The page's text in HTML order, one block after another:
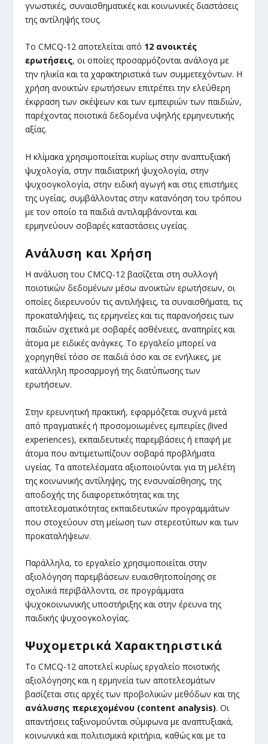
γνωστικές, συναισθηματικές και κοινωνικές διαστάσεις
της αντίληψής τους.
Το CMCQ-12 αποτελείται από 12 ανοικτές
ερωτήσεις, οι οποίες προσαρμόζονται ανάλογα με
την ηλικία και τα χαρακτηριστικά των συμμετεχόντων. Η
χρήση ανοικτών ερωτήσεων επιτρέπει την ελεύθερη
έκφραση των σκέψεων και των εμπειριών των παιδιών,
παρέχοντας ποιοτικά δεδομένα υψηλής ερμηνευτικής
αξίας.
Η κλίμακα χρησιμοποιείται κυρίως στην αναπτυξιακή
ψυχολογία, στην παιδιατρική ψυχολογία, στην
ψυχοογκολογία, στην ειδική αγωγή και στις επιστήμες
της υγείας, συμβάλλοντας στην κατανόηση του τρόπου
με τον οποίο τα παιδιά αντιλαμβάνονται και
ερμηνεύουν σοβαρές καταστάσεις υγείας.
Ανάλυση και Χρήση
Η ανάλυση του CMCQ-12 βασίζεται στη συλλογή
ποιοτικών δεδομένων μέσω ανοικτών ερωτήσεων, οι
οποίες διερευνούν τις αντιλήψεις, τα συναισθήματα, τις
προκαταλήψεις, τις ερμηνείες και τις παρανοήσεις των
παιδιών σχετικά με σοβαρές ασθένειες, αναπηρίες και
άτομα με ειδικές ανάγκες. Το εργαλείο μπορεί να
χορηγηθεί τόσο σε παιδιά όσο και σε ενήλικες, με
κατάλληλη προσαρμογή της διατύπωσης των
ερωτήσεων.
Στην ερευνητική πρακτική, εφαρμόζεται συχνά μετά
από πραγματικές ή προσομοιωμένες εμπειρίες (lived
experiences), εκπαιδευτικές παρεμβάσεις ή επαφή με
άτομα που αντιμετωπίζουν σοβαρά προβλήματα
υγείας. Τα αποτελέσματα αξιοποιούνται για τη μελέτη
της κοινωνικής αντίληψης, της ενσυναίσθησης, της
αποδοχής της διαφορετικότητας και της
αποτελεσματικότητας εκπαιδευτικών προγραμμάτων
που στοχεύουν στη μείωση των στερεοτύπων και των
προκαταλήψεων.
Παράλληλα, το εργαλείο χρησιμοποιείται στην
αξιολόγηση παρεμβάσεων ευαισθητοποίησης σε
σχολικά περιβάλλοντα, σε προγράμματα
ψυχοκοινωνικής υποστήριξης και στην έρευνα της
παιδικής ψυχοογκολογίας.
Ψυχομετρικά Χαρακτηριστικά
Το CMCQ-12 αποτελεί κυρίως εργαλείο ποιοτικής
αξιολόγησης και η ερμηνεία των αποτελεσμάτων
βασίζεται στις αρχές των προβολικών μεθόδων και της
ανάλυσης περιεχομένου (content analysis). Οι
απαντήσεις ταξινομούνται σύμφωνα με αναπτυξιακά,
κοινωνικά και πολιτισμικά κριτήρια, καθώς και με τα